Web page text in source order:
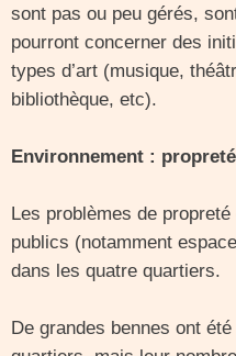
sont pas ou peu gérés,
pourront concerner des
types d’art (musique,
bibliothèque, etc).
Environnement :
Les problèmes de
publics (notamment
dans les quatre quartiers.
De grandes bennes ont